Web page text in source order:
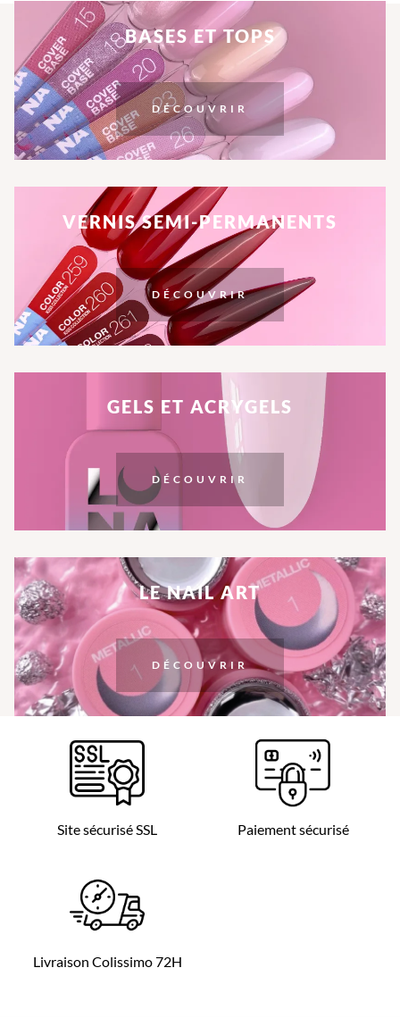
BASES ET TOPS
DÉCOUVRIR
VERNIS SEMI-PERMANENTS
DÉCOUVRIR
GELS ET ACRYGELS
DÉCOUVRIR
LE NAIL ART
DÉCOUVRIR
Site sécurisé SSL Paiement sécurisé
Livraison Colissimo 72H